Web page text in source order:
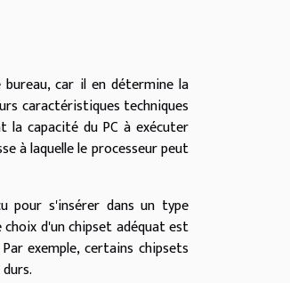
car il en détermine la
caractéristiques techniques
la capacité du PC à exécuter
à laquelle le processeur peut
pour s'insérer dans un type
d'un chipset adéquat est
exemple, certains chipsets